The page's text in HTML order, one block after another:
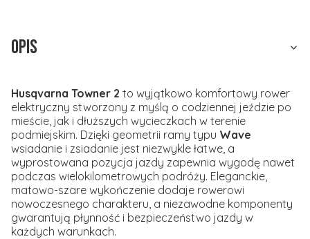
Opis
Husqvarna Towner 2 to wyjątkowo komfortowy rower
elektryczny stworzony z myślą o codziennej jeździe po
mieście, jak i dłuższych wycieczkach w terenie
podmiejskim. Dzięki geometrii ramy typu Wave
wsiadanie i zsiadanie jest niezwykle łatwe, a
wyprostowana pozycja jazdy zapewnia wygodę nawet
podczas wielokilometrowych podróży. Eleganckie,
matowo-szare wykończenie dodaje rowerowi
nowoczesnego charakteru, a niezawodne komponenty
gwarantują płynność i bezpieczeństwo jazdy w
każdych warunkach.